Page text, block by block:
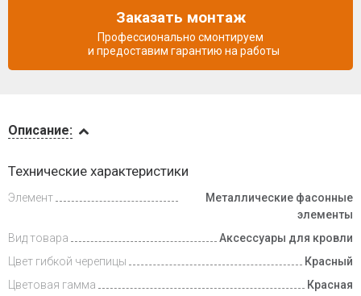
и оплата
Описание:
Технические характеристики
Элемент
Металлические фасонные
элементы
Вид товара
Аксессуары для кровли
Цвет гибкой черепицы
Красный
Цветовая гамма
Красная
Заказать монтаж
Профессионально смонтируем
и предоставим гарантию на работы